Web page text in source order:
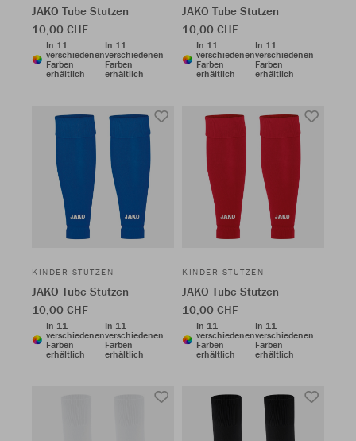
JAKO Tube Stutzen
10,00 CHF
In 11
verschiedenen
Farben
erhältlich
In 11
verschiedenen
Farben
erhältlich
JAKO Tube Stutzen
10,00 CHF
In 11
verschiedenen
Farben
erhältlich
In 11
verschiedenen
Farben
erhältlich
KINDER STUTZEN
JAKO Tube Stutzen
10,00 CHF
In 11
verschiedenen
Farben
erhältlich
In 11
verschiedenen
Farben
erhältlich
KINDER STUTZEN
JAKO Tube Stutzen
10,00 CHF
In 11
verschiedenen
Farben
erhältlich
In 11
verschiedenen
Farben
erhältlich